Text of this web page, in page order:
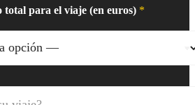
total para el viaje (en euros) *